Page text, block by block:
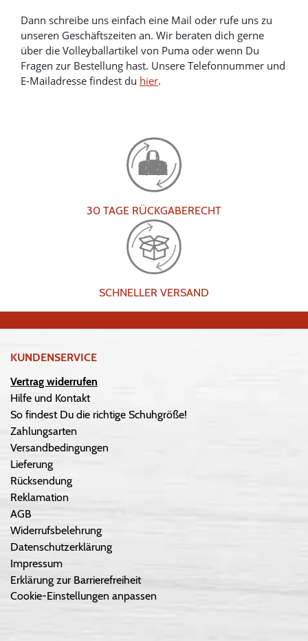
Dann schreibe uns einfach eine Mail oder rufe uns zu
unseren Geschäftszeiten an. Wir beraten dich gerne
über die Volleyballartikel von Puma oder wenn Du
Fragen zur Bestellung hast. Unsere Telefonnummer und
E-Mailadresse findest du hier.
30 TAGE RÜCKGABERECHT
SCHNELLER VERSAND
KUNDENSERVICE
Vertrag widerrufen
Hilfe und Kontakt
So findest Du die richtige Schuhgröße!
Zahlungsarten
Versandbedingungen
Lieferung
Rücksendung
Reklamation
AGB
Widerrufsbelehrung
Datenschutzerklärung
Impressum
Erklärung zur Barrierefreiheit
Cookie-Einstellungen anpassen